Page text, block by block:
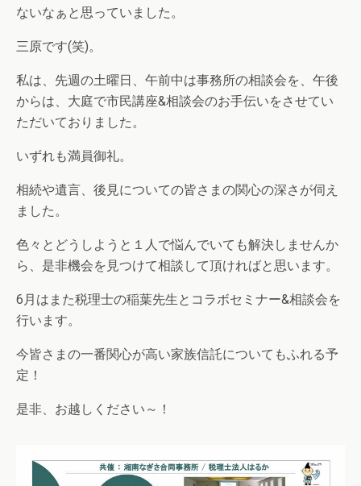
ないなぁと思っていました。
三原です(笑)。
私は、先週の土曜日、午前中は事務所の相談会を、午後
からは、大庭で市民講座&相談会のお手伝いをさせてい
ただいておりました。
いずれも満員御礼。
相続や遺言、後見についての皆さまの関心の深さが伺え
ました。
色々とどうしようと１人で悩んでいても解決しませんか
ら、是非機会を見つけて相談して頂ければと思います。
6月はまた税理士の稲葉先生とコラボセミナー&相談会を
行います。
今皆さまの一番関心が高い家族信託についてもふれる予
定！
是非、お越しください～！